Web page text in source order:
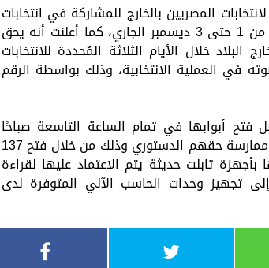
المصريين بالخارج للمشاركة في انتخابات
رئيس الجمهورية، والتي أقيمت جولتها الأولى خلال الفترة من 1 حتى 3 ديسمبر الجاري، كما أعلنت أنه يحق
خلال الأيام الثلاثة المُحددة للانتخابات
في العملية الانتخابية، وذلك بواسطة الرقم
فتح أبوابها في تمام الساعة التاسعة صباحًا
بالتوقيت المحلي لكل دولة أمام الناخبين الذين يحرصون على ممارسة حقهم الدستوري وذلك من خلال فتح 137
بأجهزة تابلت حديثة يتم الاعتماد عليها لقراءة
تجهيز وحدات الحاسب الآلي المتوفرة لدى